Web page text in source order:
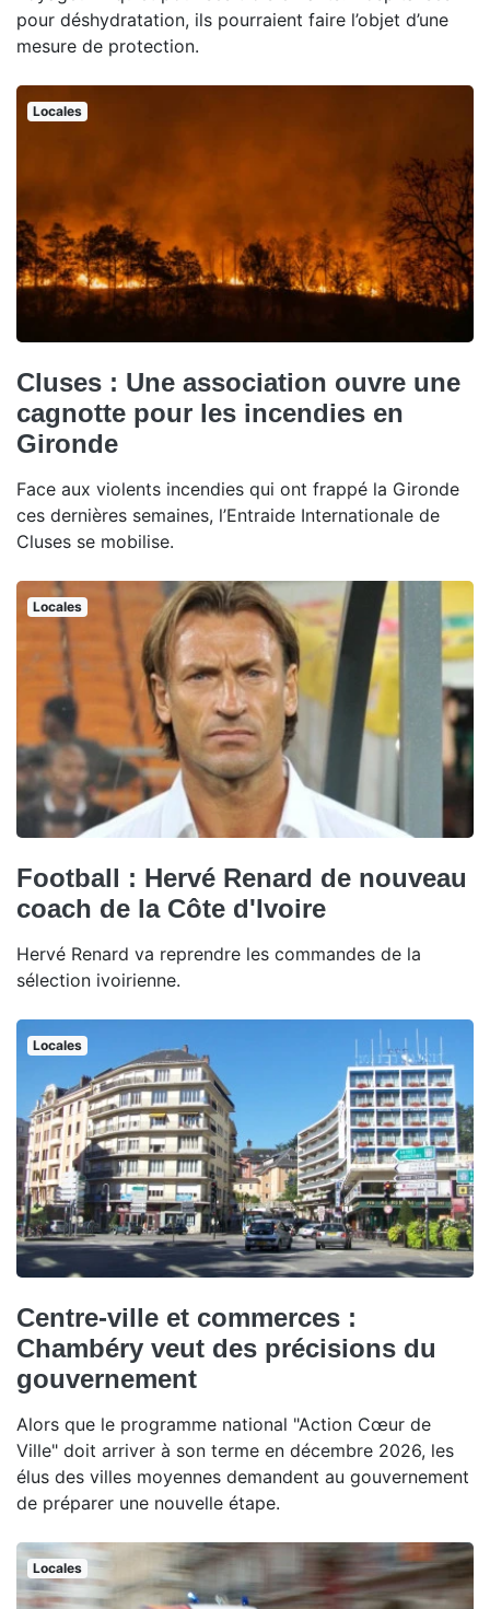
pour déshydratation, ils pourraient faire l’objet d’une
mesure de protection.
Locales
Cluses : Une association ouvre une
cagnotte pour les incendies en
Gironde
Face aux violents incendies qui ont frappé la Gironde
ces dernières semaines, l’Entraide Internationale de
Cluses se mobilise.
Locales
Football : Hervé Renard de nouveau
coach de la Côte d'Ivoire
Hervé Renard va reprendre les commandes de la
sélection ivoirienne.
Locales
Centre-ville et commerces :
Chambéry veut des précisions du
gouvernement
Alors que le programme national "Action Cœur de
Ville" doit arriver à son terme en décembre 2026, les
élus des villes moyennes demandent au gouvernement
de préparer une nouvelle étape.
Locales